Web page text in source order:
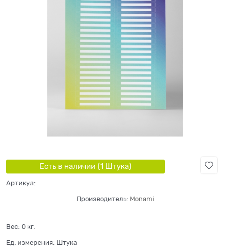
Есть в наличии (1 Штука)
Артикул:
Производитель: Monami
Вес: 0 кг.
Ед. измерения: Штука